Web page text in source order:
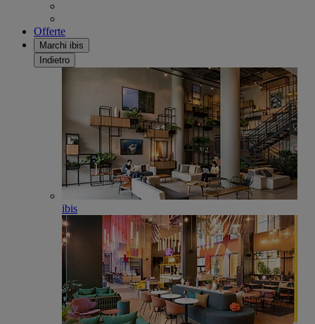
Offerte
Marchi ibis
Indietro
ibis